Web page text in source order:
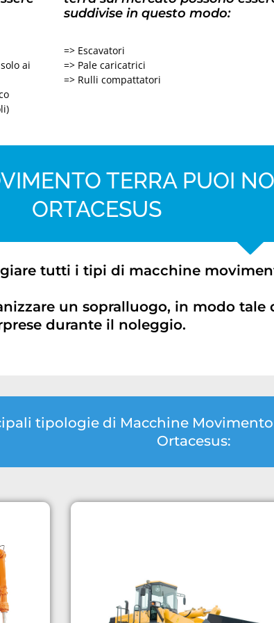
ai
suddivise in questo modo:
=> Escavatori
=> Pale caricatrici
=> Rulli compattatori
TERRA PUOI
ORTACESUS
tutti i tipi di macchine
un sopralluogo, in modo tale
durante il noleggio.
tipologie di Macchine
Ortacesus: